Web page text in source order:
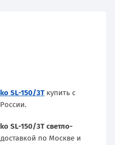
SL-150/3Т купить с
SL-150/3Т светло-
по Москве и